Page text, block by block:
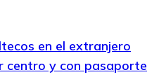
en el extranjero
centro y con pasaporte